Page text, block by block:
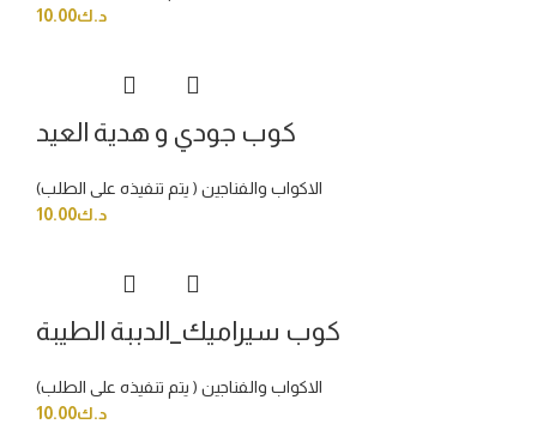
د.ك10.00
كوب جودي و هدية العيد
الاكواب والفناجين ( يتم تنفيذه على الطلب)
د.ك10.00
كوب سيراميك_الدببة الطيبة
الاكواب والفناجين ( يتم تنفيذه على الطلب)
د.ك10.00